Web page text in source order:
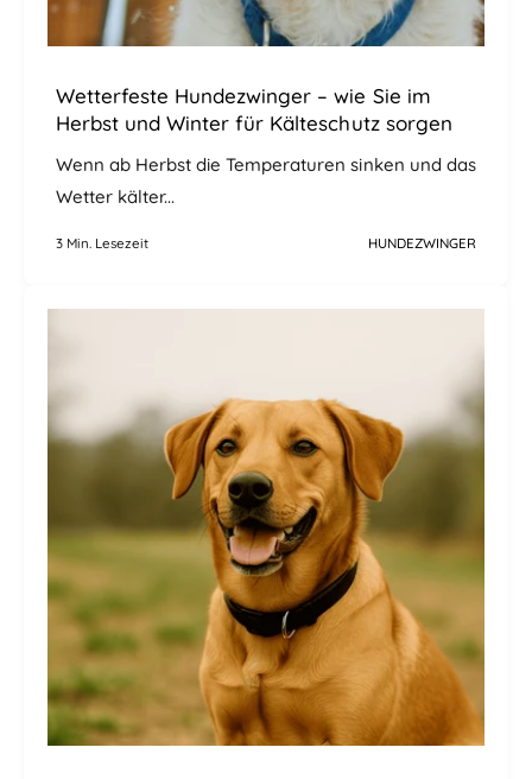
Wetterfeste Hundezwinger – wie Sie im
Herbst und Winter für Kälteschutz sorgen
Wenn ab Herbst die Temperaturen sinken und das
Wetter kälter...
3 Min. Lesezeit HUNDEZWINGER